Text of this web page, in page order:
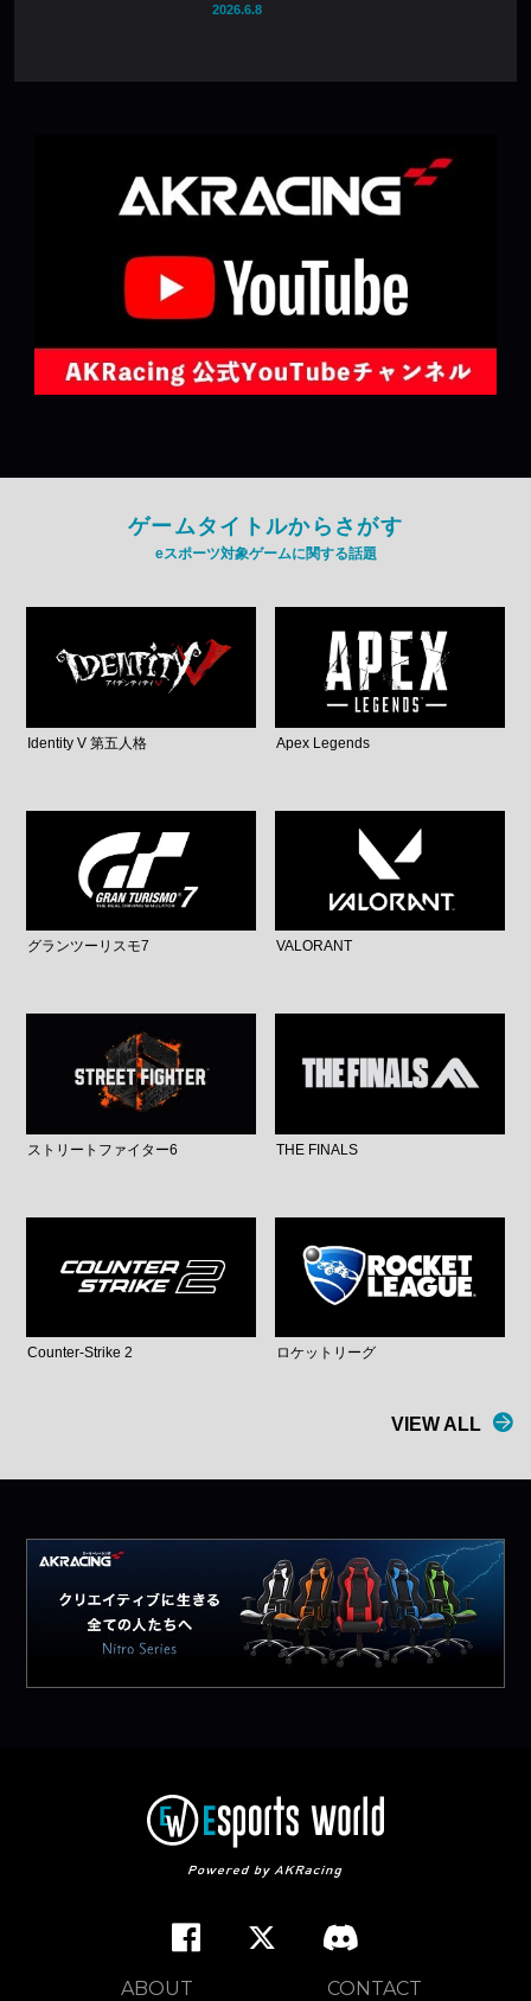
2026.6.8
ゲームタイトルからさがす
eスポーツ対象ゲームに関する話題
Identity V 第五人格 Apex Legends
グランツーリスモ7 VALORANT
ストリートファイター6 THE FINALS
Counter-Strike 2 ロケットリーグ
VIEW ALL
ABOUT CONTACT